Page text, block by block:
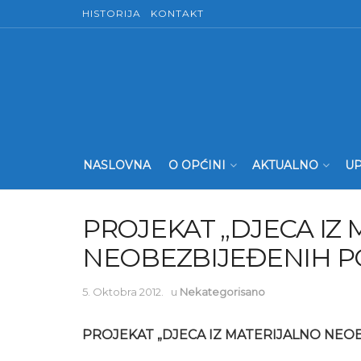
HISTORIJA KONTAKT
NASLOVNA O OPĆINI AKTUALNO
PROJEKAT „DJECA IZ
NEOBEZBIJEĐENIH
5. Oktobra 2012. u Nekategorisano
PROJEKAT „DJECA IZ MATERIJALNO